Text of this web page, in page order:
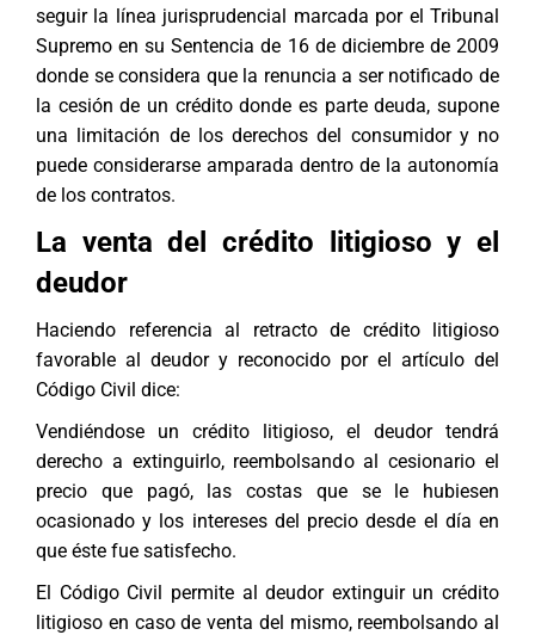
seguir la línea jurisprudencial marcada por el Tribunal
Supremo en su Sentencia de 16 de diciembre de 2009
donde se considera que la renuncia a ser notificado de
la cesión de un crédito donde es parte deuda, supone
una limitación de los derechos del consumidor y no
puede considerarse amparada dentro de la autonomía
de los contratos.
La venta del crédito litigioso y el
deudor
Haciendo referencia al retracto de crédito litigioso
favorable al deudor y reconocido por el artículo del
Código Civil dice:
Vendiéndose un crédito litigioso, el deudor tendrá
derecho a extinguirlo, reembolsando al cesionario el
precio que pagó, las costas que se le hubiesen
ocasionado y los intereses del precio desde el día en
que éste fue satisfecho.
El Código Civil permite al deudor extinguir un crédito
litigioso en caso de venta del mismo, reembolsando al